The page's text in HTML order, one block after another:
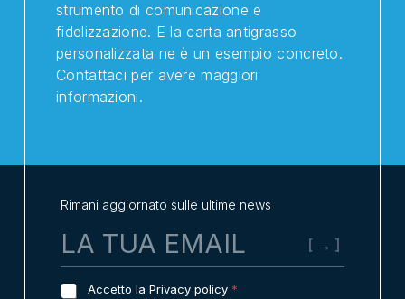
strumento di comunicazione e
fidelizzazione. E la carta antigrasso
personalizzata ne è un esempio concreto.
Contattaci per avere maggiori
informazioni.
Rimani aggiornato sulle ultime news
E
m
a
iG
Accetto la Privacy policy *